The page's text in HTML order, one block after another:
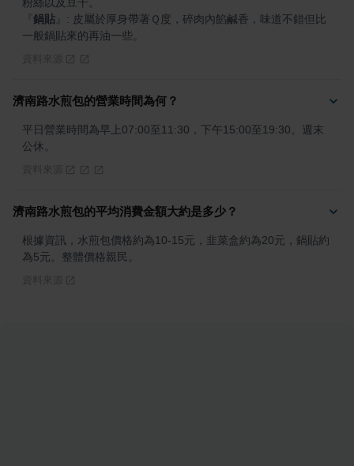
鍋貼
: 皮屬於厚身帶著Ｑ度，碎肉內餡鹹香，味道不錯但比
一般鍋貼來的再油一些。
濟南路水煎包的營業時間為何？
平日營業時間為早上07:00至11:30，下午15:00至19:30。週末
公休。
濟南路水煎包的平均消費金額大約是多少？
根據資訊，水煎包價格約為10-15元，韭菜盒約為20元，鍋貼約
為5元。整體價格親民。